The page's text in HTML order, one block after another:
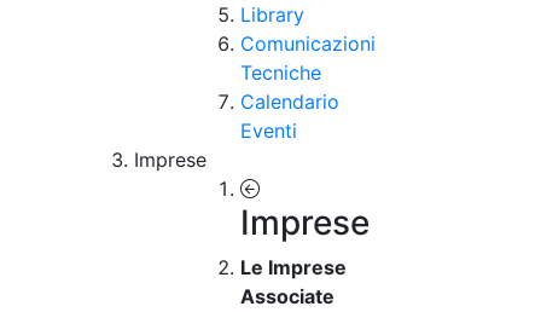
Library
Comunicazioni
Tecniche
Calendario
Eventi
Imprese
Imprese
Le Imprese
Associate